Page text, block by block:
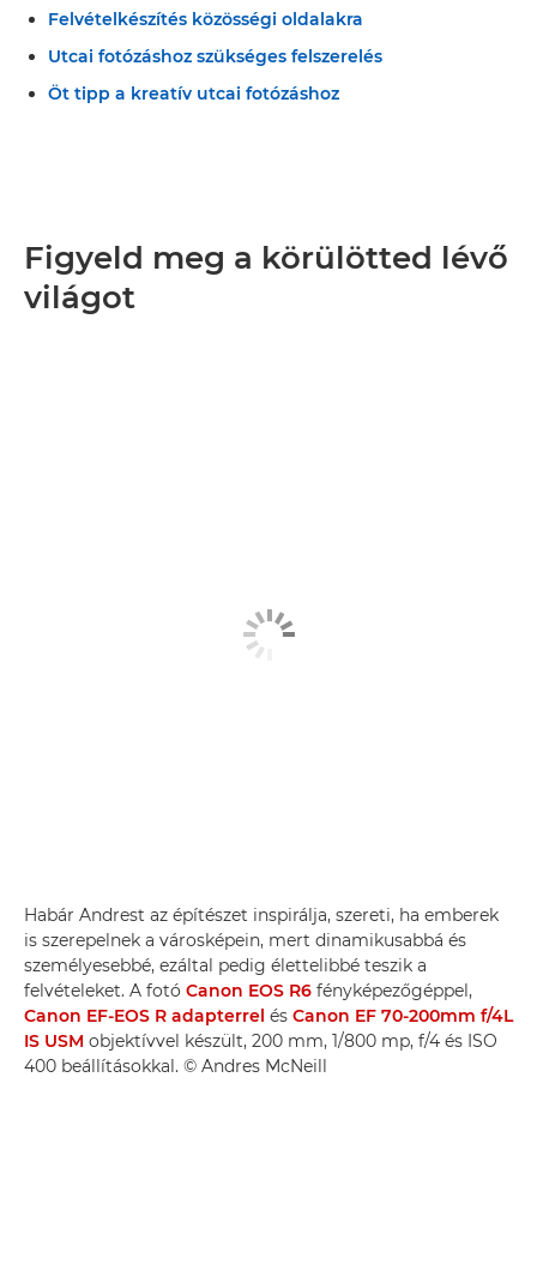
Felvételkészítés közösségi oldalakra
Utcai fotózáshoz szükséges felszerelés
Öt tipp a kreatív utcai fotózáshoz
Figyeld meg a körülötted lévő
világot
Habár Andrest az építészet inspirálja, szereti, ha emberek
is szerepelnek a városképein, mert dinamikusabbá és
személyesebbé, ezáltal pedig élettelibbé teszik a
felvételeket. A fotó Canon EOS R6 fényképezőgéppel,
Canon EF-EOS R adapterrel és Canon EF 70-200mm f/4L
IS USM objektívvel készült, 200 mm, 1/800 mp, f/4 és ISO
400 beállításokkal. © Andres McNeill